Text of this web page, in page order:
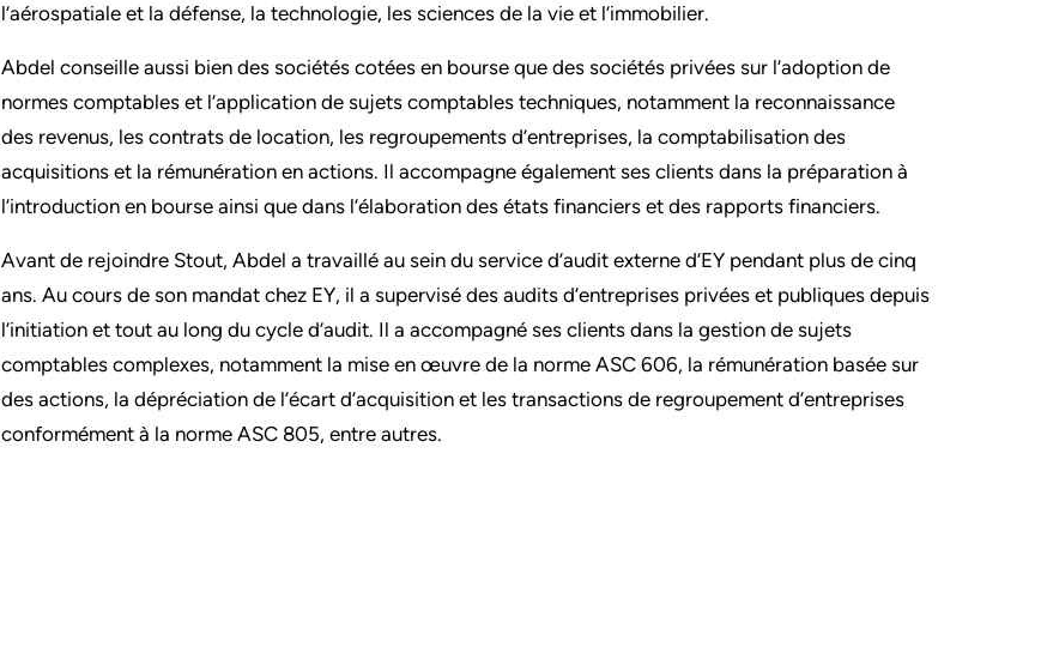
l’aérospatiale et la défense, la technologie, les sciences de la vie et l’immobilier.
Abdel conseille aussi bien des sociétés cotées en bourse que des sociétés privées sur l’adoption de
normes comptables et l’application de sujets comptables techniques, notamment la reconnaissance
des revenus, les contrats de location, les regroupements d’entreprises, la comptabilisation des
acquisitions et la rémunération en actions. Il accompagne également ses clients dans la préparation à
l’introduction en bourse ainsi que dans l’élaboration des états financiers et des rapports financiers.
Avant de rejoindre Stout, Abdel a travaillé au sein du service d’audit externe d’EY pendant plus de cinq
ans. Au cours de son mandat chez EY, il a supervisé des audits d’entreprises privées et publiques depuis
l’initiation et tout au long du cycle d’audit. Il a accompagné ses clients dans la gestion de sujets
comptables complexes, notamment la mise en œuvre de la norme ASC 606, la rémunération basée sur
des actions, la dépréciation de l’écart d’acquisition et les transactions de regroupement d’entreprises
conformément à la norme ASC 805, entre autres.